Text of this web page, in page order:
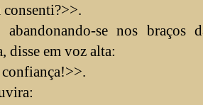
consenti?>>.
abandonando-se nos braços
disse em voz alta:
confiança!>>.